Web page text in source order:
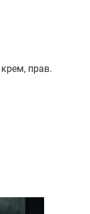
прав.